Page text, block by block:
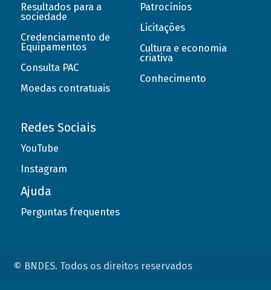
Resultados para a
sociedade
Credenciamento de
Equipamentos
Consulta PAC
Moedas contratuais
Patrocínios
Licitações
Cultura e economia
criativa
Conhecimento
Redes Sociais
YouTube
Instagram
Ajuda
Perguntas frequentes
© BNDES. Todos os direitos reservados